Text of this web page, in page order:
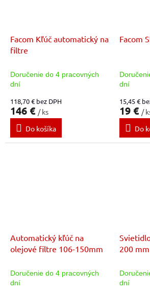
Facom Kľúč automatický na
filtre
Doručenie do 4 pracovných
dní
118,70 € bez DPH
146 € / ks
Do košíka
Facom
dní
15,45 €
19 € /
Do
Automatický kľúč na
olejové filtre 106-150mm
Doručenie do 4 pracovných
dní
200
dní